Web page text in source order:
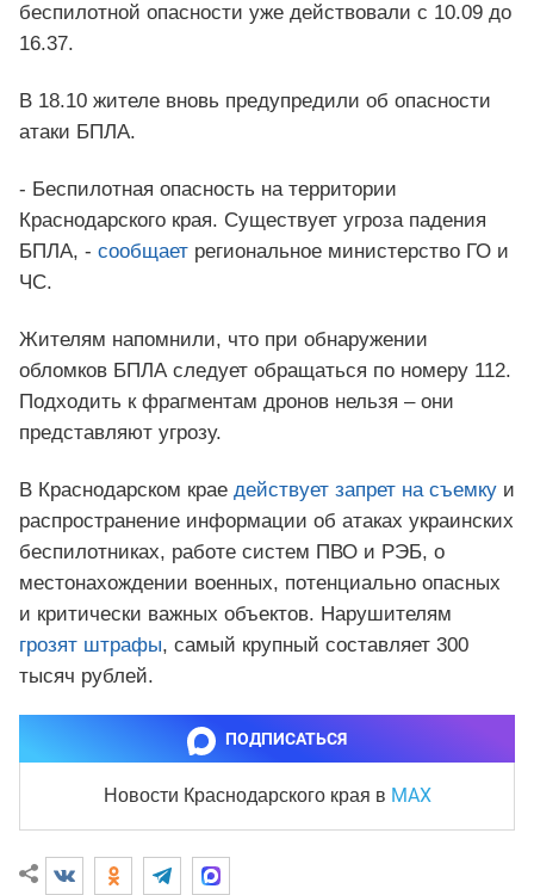
беспилотной опасности уже действовали с 10.09 до
16.37.
В 18.10 жителе вновь предупредили об опасности
атаки БПЛА.
- Беспилотная опасность на территории
Краснодарского края. Существует угроза падения
БПЛА, - сообщает региональное министерство ГО и
ЧС.
Жителям напомнили, что при обнаружении
обломков БПЛА следует обращаться по номеру 112.
Подходить к фрагментам дронов нельзя – они
представляют угрозу.
В Краснодарском крае действует запрет на съемку и
распространение информации об атаках украинских
беспилотниках, работе систем ПВО и РЭБ, о
местонахождении военных, потенциально опасных
и критически важных объектов. Нарушителям
грозят штрафы, самый крупный составляет 300
тысяч рублей.
ПОДПИСАТЬСЯ
Новости Краснодарского края в MAX